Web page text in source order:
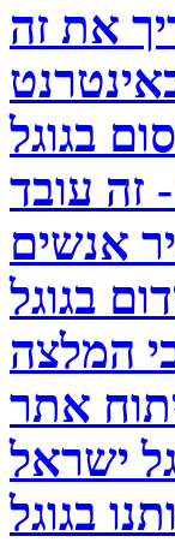
בגוגל
אנשים
בגוגל
המלצה
אתר
ישראל